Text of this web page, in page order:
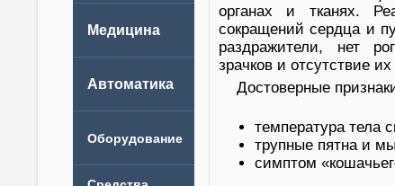
органах и тканях.
сокращений сердца и
раздражители, нет
зрачков и отсутствие
Достоверные
температура тела
трупные пятна и
симптом